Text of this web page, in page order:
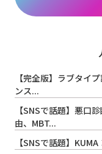
【完全版】ラブタイ
ンス...
【SNSで話題】悪口
由、MBT...
【SNSで話題】